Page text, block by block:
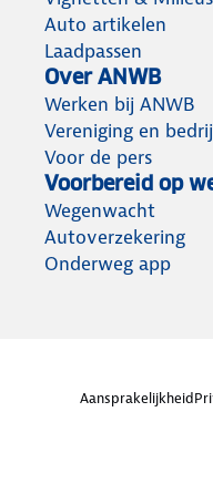
Auto artikelen
Laadpassen
Over ANWB
Werken bij ANWB
Vereniging en
Voor de pers
Voorbereid op
Wegenwacht
Autoverzekering
Onderweg app
Aansprakelijkheid